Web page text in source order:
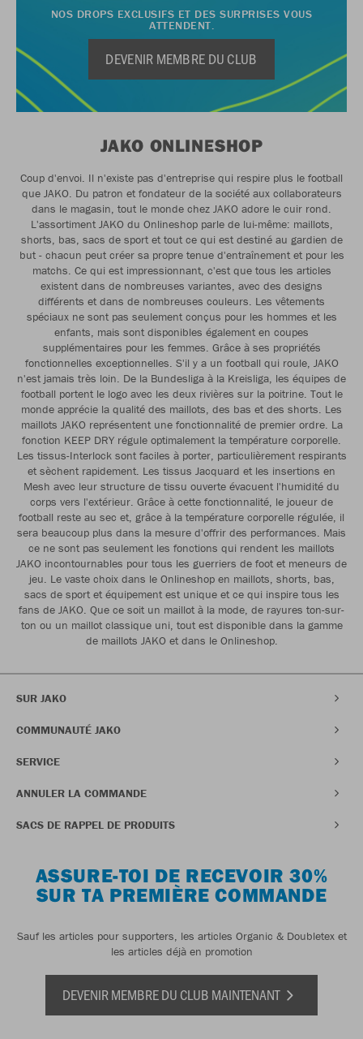
NOS DROPS EXCLUSIFS ET DES SURPRISES VOUS
ATTENDENT.
DEVENIR MEMBRE DU CLUB
JAKO ONLINESHOP
Coup d'envoi. Il n'existe pas d'entreprise qui respire plus le football
que JAKO. Du patron et fondateur de la société aux collaborateurs
dans le magasin, tout le monde chez JAKO adore le cuir rond.
L'assortiment JAKO du Onlineshop parle de lui-même: maillots,
shorts, bas, sacs de sport et tout ce qui est destiné au gardien de
but - chacun peut créer sa propre tenue d'entraînement et pour les
matchs. Ce qui est impressionnant, c'est que tous les articles
existent dans de nombreuses variantes, avec des designs
différents et dans de nombreuses couleurs. Les vêtements
spéciaux ne sont pas seulement conçus pour les hommes et les
enfants, mais sont disponibles également en coupes
supplémentaires pour les femmes. Grâce à ses propriétés
fonctionnelles exceptionnelles. S'il y a un football qui roule, JAKO
n'est jamais très loin. De la Bundesliga à la Kreisliga, les équipes de
football portent le logo avec les deux rivières sur la poitrine. Tout le
monde apprécie la qualité des maillots, des bas et des shorts. Les
maillots JAKO représentent une fonctionnalité de premier ordre. La
fonction KEEP DRY régule optimalement la température corporelle.
Les tissus-Interlock sont faciles à porter, particulièrement respirants
et sèchent rapidement. Les tissus Jacquard et les insertions en
Mesh avec leur structure de tissu ouverte évacuent l'humidité du
corps vers l'extérieur. Grâce à cette fonctionnalité, le joueur de
football reste au sec et, grâce à la température corporelle régulée, il
sera beaucoup plus dans la mesure d'offrir des performances. Mais
ce ne sont pas seulement les fonctions qui rendent les maillots
JAKO incontournables pour tous les guerriers de foot et meneurs de
jeu. Le vaste choix dans le Onlineshop en maillots, shorts, bas,
sacs de sport et équipement est unique et ce qui inspire tous les
fans de JAKO. Que ce soit un maillot à la mode, de rayures ton-sur-
ton ou un maillot classique uni, tout est disponible dans la gamme
de maillots JAKO et dans le Onlineshop.
SUR JAKO
COMMUNAUTÉ JAKO
SERVICE
ANNULER LA COMMANDE
SACS DE RAPPEL DE PRODUITS
ASSURE-TOI DE RECEVOIR 30%
SUR TA PREMIÈRE COMMANDE
Sauf les articles pour supporters, les articles Organic & Doubletex et
les articles déjà en promotion
DEVENIR MEMBRE DU CLUB MAINTENANT